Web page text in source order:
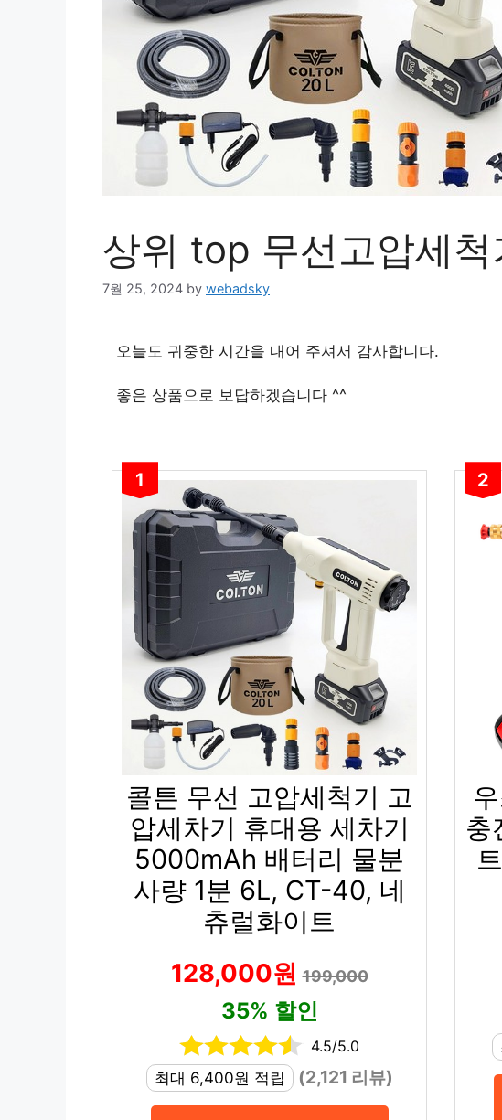
상위 top 무선고압세척
7월 25, 2024 by webadsky
오늘도 귀중한 시간을 내어 주셔서 감사합니다.
좋은 상품으로 보답하겠습니다 ^^
1
콜튼 무선 고압세척기 고
압세차기 휴대용 세차기
5000mAh 배터리 물분
사량 1분 6L, CT-40, 네
츄럴화이트
128,000원199,000
35% 할인
4.5/5.0
최대 6,400원 적립
(2,121 리뷰)
2
충